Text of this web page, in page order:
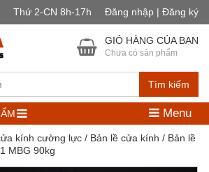
Thứ 2-CN 8h-17h Đăng nhập | Đăng ký
Tìm kiếm
GIỎ HÀNG CỦA BẠN
Chưa có sản phẩm
Menu
kính cường lực/ Bản lề cửa kính / Bản lề
MBG 90kg